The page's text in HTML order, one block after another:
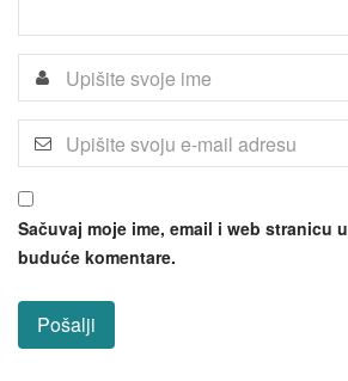
Sačuvaj moje ime, email i web stranicu
buduće komentare.